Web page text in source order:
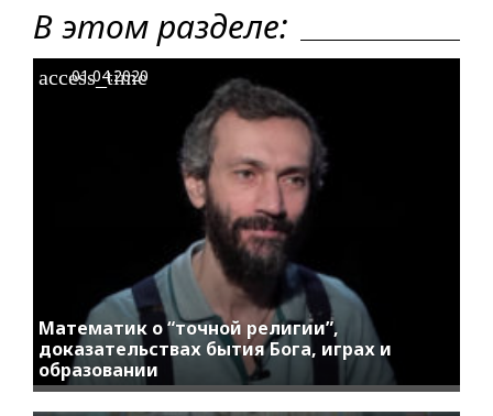
В этом разделе:
Математик о “точной религии”,
доказательствах бытия Бога, играх и
образовании
access_time
01.04.2020